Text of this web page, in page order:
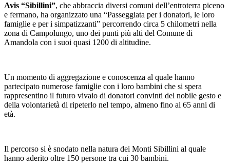
Avis “Sibillini”, che abbraccia diversi comuni dell’entroterra piceno
e fermano, ha organizzato una “Passeggiata per i donatori, le loro
famiglie e per i simpatizzanti” percorrendo circa 5 chilometri nella
zona di Campolungo, uno dei punti più alti del Comune di
Amandola con i suoi quasi 1200 di altitudine.
Un momento di aggregazione e conoscenza al quale hanno
partecipato numerose famiglie con i loro bambini che si spera
rappresentino il futuro vivaio di donatori convinti del nobile gesto e
della volontarietà di ripeterlo nel tempo, almeno fino ai 65 anni di
età.
Il percorso si è snodato nella natura dei Monti Sibillini al quale
hanno aderito oltre 150 persone tra cui 30 bambini.